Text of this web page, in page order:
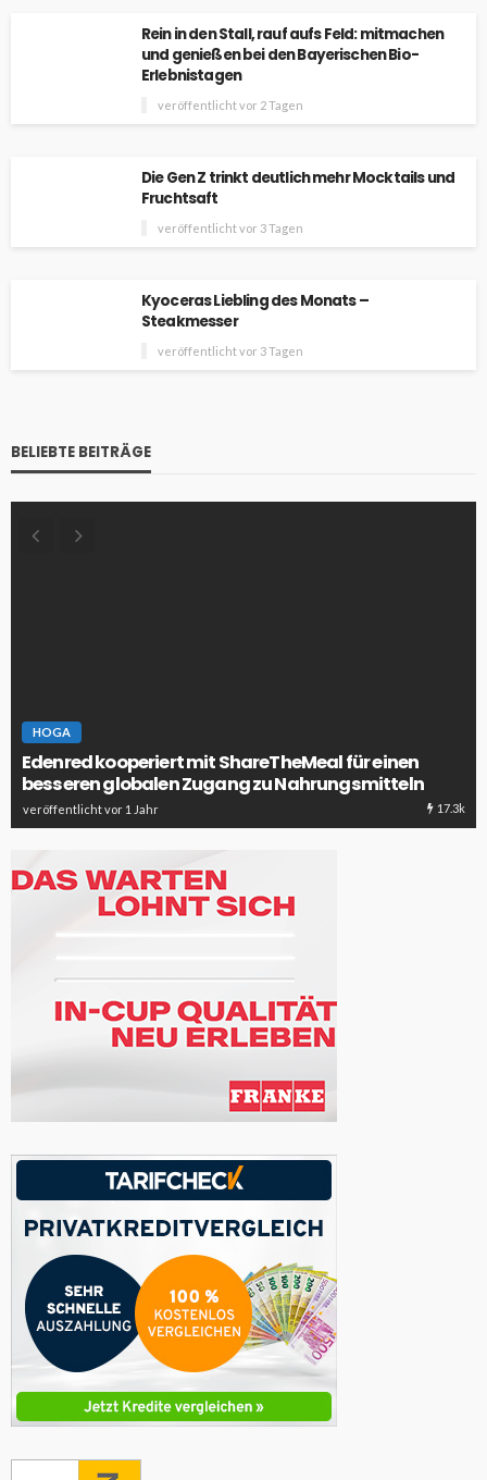
Rein in den Stall, rauf aufs Feld: mitmachen
und genießen bei den Bayerischen Bio-
Erlebnistagen
veröffentlicht vor 2 Tagen
Die Gen Z trinkt deutlich mehr Mocktails und
Fruchtsaft
veröffentlicht vor 3 Tagen
Kyoceras Liebling des Monats –
Steakmesser
veröffentlicht vor 3 Tagen
BELIEBTE BEITRÄGE
HOGA
Edenred kooperiert mit ShareTheMeal für einen
besseren globalen Zugang zu Nahrungsmitteln
veröffentlicht vor 1 Jahr 17.3k